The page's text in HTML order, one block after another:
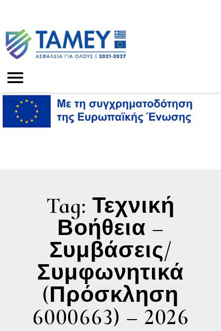
Tag: Τεχνική
Βοήθεια –
Συμβάσεις/
Συμφωνητικά
(Πρόσκληση
6000663) – 2026